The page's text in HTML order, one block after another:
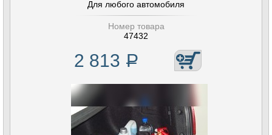
Для любого автомобиля
Номер товара
47432
2 813 Р